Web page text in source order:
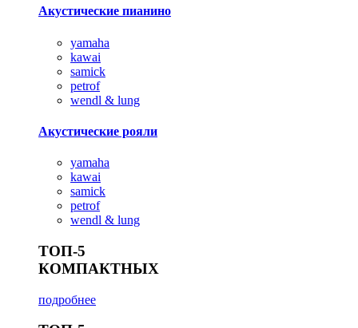
Акустические пианино
yamaha
kawai
samick
petrof
wendl & lung
Акустические рояли
yamaha
kawai
samick
petrof
wendl & lung
ТОП-5
КОМПАКТНЫХ
подробнее